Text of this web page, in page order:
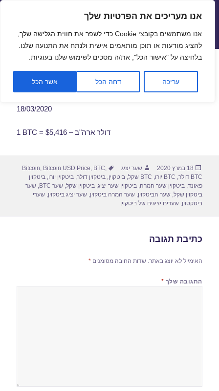
פתח
אנו מעריכים את הפרטיות שלך
אנו משתמשים בקובצי Cookie כדי לשפר את חווית הגלישה שלך,
להציג מודעות או תוכן מותאמים אישית ולנתח את התנועה שלנו.
בלחיצה על "אישור הכל", את/ה מסכים לשימוש שלנו בעוגיות.
עריכה דחה הכל אשר הכל
שערי חליפין יציגים – שער יציג
תפריטים
ווידג'טים
שער ביטקוין לתאריך 18/03/2020
18/03/2020
1 BTC = $5,416 – דולר ארה"ב
פורסם
בתאריך
18 במרץ 2020 מחבר
שער יציג תגיות Bitcoin, Bitcoin USD Price, BTC,
BTC דולר
, BTC יורו , BTC שקל ,ביטקוין,ביטקוין דולר,ביטקוין יורו,ביטקוין
פאונד,ביטקוין שער המרה,ביטקוין שער יציג,ביטקוין שקל,שער BTC ,שער
ביטקוין שקל,שער הביטקוין,שער המרה ביטקוין,שער יציג ביטקוין,שערי
ביטקטוין,שערים יציגים של ביטקוין
כתיבת תגובה
האימייל לא יוצג באתר. שדות החובה מסומנים*
התגובה שלך *